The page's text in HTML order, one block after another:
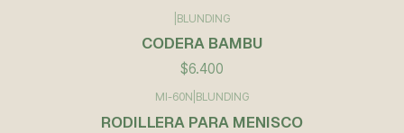
BLUNDING
CODERA BAMBU
$6.400
MI-60N BLUNDING
RODILLERA PARA MENISCO